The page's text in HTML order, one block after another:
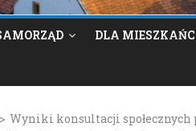
DLA
> Wyniki konsultacji społecznych